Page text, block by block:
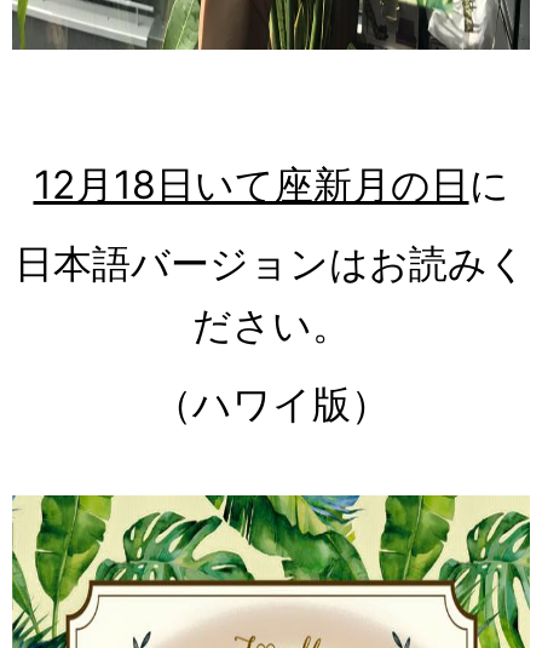
12月18日いて座新月の日 に
日本語バージョンはお読みく
ださい。
（ハワイ版）